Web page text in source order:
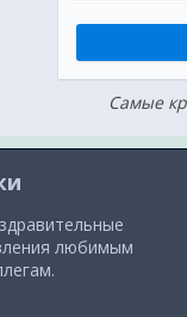
Самые
любимым